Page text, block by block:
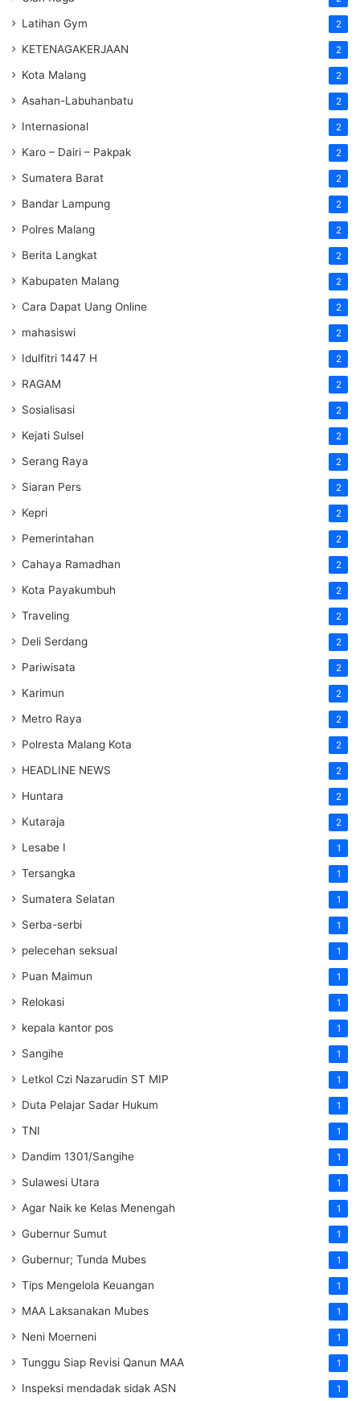
Latihan Gym 2
KETENAGAKERJAAN 2
Kota Malang 2
Asahan-Labuhanbatu 2
Internasional 2
Karo – Dairi – Pakpak 2
Sumatera Barat 2
Bandar Lampung 2
Polres Malang 2
Berita Langkat 2
Kabupaten Malang 2
Cara Dapat Uang Online 2
mahasiswi 2
Idulfitri 1447 H 2
RAGAM 2
Sosialisasi 2
Kejati Sulsel 2
Serang Raya 2
Siaran Pers 2
Kepri 2
Pemerintahan 2
Cahaya Ramadhan 2
Kota Payakumbuh 2
Traveling 2
Deli Serdang 2
Pariwisata 2
Karimun 2
Metro Raya 2
Polresta Malang Kota 2
HEADLINE NEWS 2
Huntara 2
Kutaraja 2
Lesabe I 1
Tersangka 1
Sumatera Selatan 1
Serba-serbi 1
pelecehan seksual 1
Puan Maimun 1
Relokasi 1
kepala kantor pos 1
Sangihe 1
Letkol Czi Nazarudin ST MIP 1
Duta Pelajar Sadar Hukum 1
TNI 1
Dandim 1301/Sangihe 1
Sulawesi Utara 1
Agar Naik ke Kelas Menengah 1
Gubernur Sumut 1
Gubernur; Tunda Mubes 1
Tips Mengelola Keuangan 1
MAA Laksanakan Mubes 1
Neni Moerneni 1
Tunggu Siap Revisi Qanun MAA 1
Inspeksi mendadak sidak ASN 1